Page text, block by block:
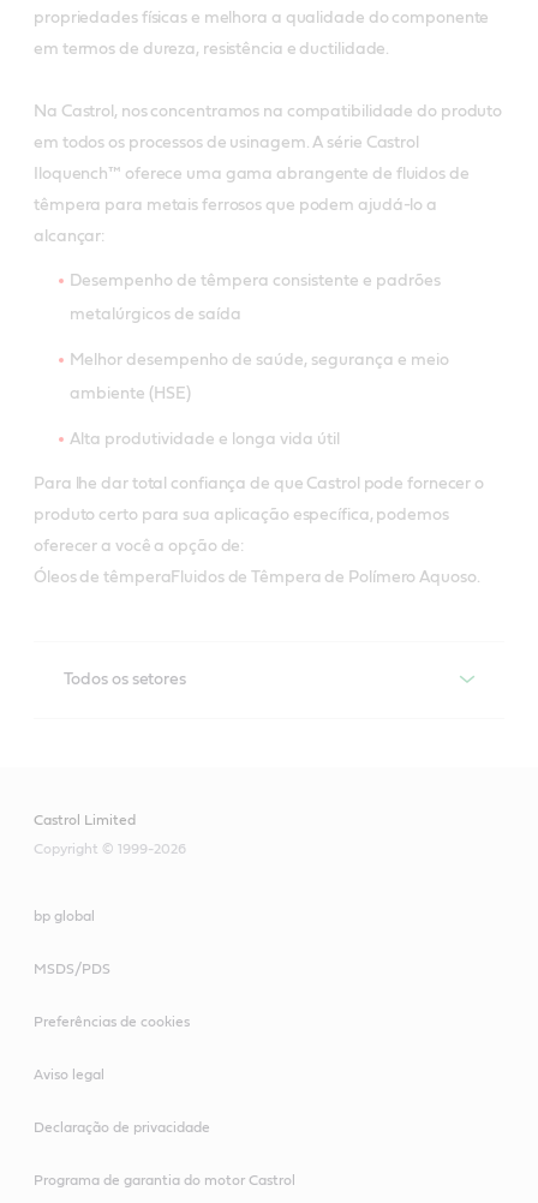
propriedades físicas e melhora a qualidade do componente
em termos de dureza, resistência e ductilidade.
Na Castrol, nos concentramos na compatibilidade do produto
em todos os processos de usinagem. A série Castrol
Iloquench™ oferece uma gama abrangente de fluidos de
têmpera para metais ferrosos que podem ajudá-lo a
alcançar:
Desempenho de têmpera consistente e padrões
metalúrgicos de saída
Melhor desempenho de saúde, segurança e meio
ambiente (HSE)
Alta produtividade e longa vida útil
Para lhe dar total confiança de que Castrol pode fornecer o
produto certo para sua aplicação específica, podemos
oferecer a você a opção de:
Óleos de têmperaFluidos de Têmpera de Polímero Aquoso.
Todos os setores
praticamente livres de manchas, manchas e marmoreio.
Castrol Limited
Copyright © 1999-2026
bp global
MSDS/PDS
Preferências de cookies
Aviso legal
Declaração de privacidade
Programa de garantia do motor Castrol